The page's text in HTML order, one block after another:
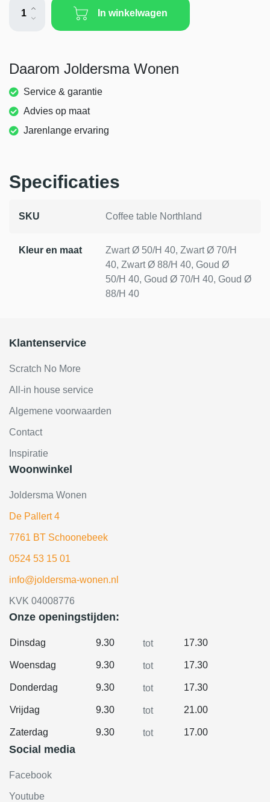
Daarom Joldersma Wonen
Service & garantie
Advies op maat
Jarenlange ervaring
Specificaties
SKU Coffee table Northland
Kleur en maat
Zwart Ø 50/H 40, Zwart Ø 70/H
40, Zwart Ø 88/H 40, Goud Ø
50/H 40, Goud Ø 70/H 40, Goud Ø
88/H 40
Klantenservice
Scratch No More
All-in house service
Algemene voorwaarden
Contact
Inspiratie
Woonwinkel
Joldersma Wonen
De Pallert 4
7761 BT Schoonebeek
0524 53 15 01
info@joldersma-wonen.nl
KVK 04008776
Onze openingstijden:
Dinsdag 9.30 tot 17.30
Woensdag 9.30 tot 17.30
Donderdag 9.30 tot 17.30
Vrijdag 9.30 tot 21.00
Zaterdag 9.30 tot 17.00
Social media
Facebook
Youtube